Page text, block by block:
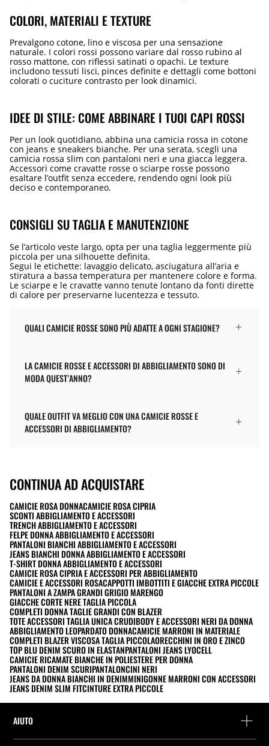
COLORI, MATERIALI E TEXTURE
Prevalgono cotone, lino e viscosa per una sensazione
naturale. I colori rossi possono variare dal rosso rubino al
rosso mattone, con riflessi satinati o opachi. Le texture
includono tessuti lisci, pinces definite e dettagli come bottoni
colorati o cuciture contrasto per look dinamici.
IDEE DI STILE: COME ABBINARE I TUOI CAPI ROSSI
Per un look quotidiano, abbina una camicia rossa in cotone
con jeans e sneakers bianche. Per una serata, scegli una
camicia rossa slim con pantaloni neri e una giacca leggera.
Accessori come cravatte rosse o sciarpe rosse possono
esaltare l’outfit senza eccedere, rendendo ogni look più
deciso e contemporaneo.
CONSIGLI SU TAGLIA E MANUTENZIONE
Se l’articolo veste largo, opta per una taglia leggermente più
piccola per una silhouette definita.
Segui le etichette: lavaggio delicato, asciugatura all’aria e
stiratura a bassa temperatura per mantenere colore e forma.
Le sciarpe e le cravatte vanno tenute lontano da fonti dirette
di calore per preservarne lucentezza e tessuto.
QUALI CAMICIE ROSSE SONO PIÙ ADATTE A OGNI STAGIONE?
LA CAMICIE ROSSE E ACCESSORI DI ABBIGLIAMENTO SONO DI
MODA QUEST’ANNO?
QUALE OUTFIT VA MEGLIO CON UNA CAMICIE ROSSE E
ACCESSORI DI ABBIGLIAMENTO?
CONTINUA AD ACQUISTARE
CAMICIE ROSA DONNACAMICIE ROSA CIPRIA
SCONTI ABBIGLIAMENTO E ACCESSORI
TRENCH ABBIGLIAMENTO E ACCESSORI
FELPE DONNA ABBIGLIAMENTO E ACCESSORI
PANTALONI BIANCHI ABBIGLIAMENTO E ACCESSORI
JEANS BIANCHI DONNA ABBIGLIAMENTO E ACCESSORI
T-SHIRT DONNA ABBIGLIAMENTO E ACCESSORI
CAMICIE ROSA CIPRIA E ACCESSORI PER ABBIGLIAMENTO
CAMICIE E ACCESSORI ROSACAPPOTTI IMBOTTITI E GIACCHE EXTRA PICCOLE
PANTALONI A ZAMPA GRANDI GRIGIO MARENGO
GIACCHE CORTE NERE TAGLIA PICCOLA
COMPLETI DONNA TAGLIE GRANDI CON BLAZER
TOTE ACCESSORI TAGLIA UNICA CRUDIBODY E ACCESSORI NERI DA DONNA
ABBIGLIAMENTO LEOPARDATO DONNACAMICIE MARRONI IN MATERIALE
COMPLETI BLAZER VISCOSA TAGLIA PICCOLAORECCHINI IN ORO E ZINCO
TOP BLU DENIM SCURO IN ELASTANPANTALONI JEANS LYOCELL
CAMICIE RICAMATE BIANCHE IN POLIESTERE PER DONNA
PANTALONI DENIM SCURIPANTALONCINI NERI
JEANS DA DONNA BIANCHI IN DENIMMINIGONNE MARRONI CON ACCESSORI
JEANS DENIM SLIM FITCINTURE EXTRA PICCOLE
AIUTO